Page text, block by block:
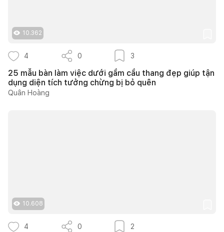
10.362
4 0 3
25 mẫu bàn làm việc dưới gầm cầu thang đẹp giúp tận
dụng diện tích tưởng chừng bị bỏ quên
Quân Hoàng
10.608
4 0 2